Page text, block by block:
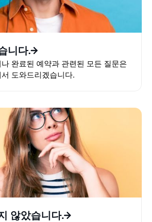
니다.
완료된 예약과 관련된 모든 질문은
도와드리겠습니다.
않았습니다.